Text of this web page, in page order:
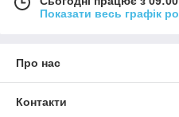
Показати весь графік
Про нас
Контакти